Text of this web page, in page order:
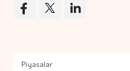
Piyasalar